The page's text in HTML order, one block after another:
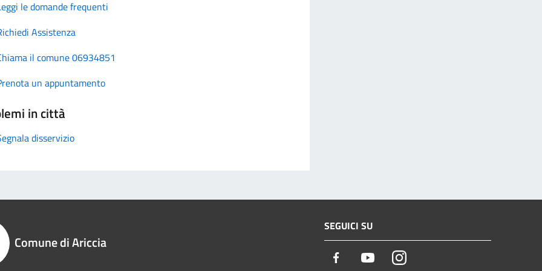
le domande frequenti
Assistenza
il comune 06934851
un appuntamento
in città
disservizio
Comune di Ariccia
SEGUICI SU
Facebook YoutubeInstagram